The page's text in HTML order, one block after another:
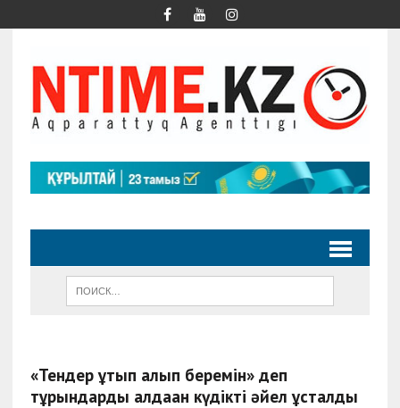
«Тендер ұтып алып беремін» деп
тұрғындарды алдаған күдікті әйел ұсталды